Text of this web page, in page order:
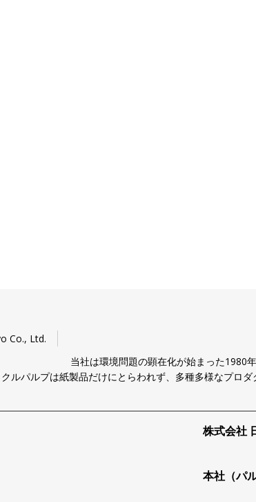
当社は環境問題の顕在化が始まった1980
ルパルプは紙製品だけにとらわれず、多種多様なプロ
株式会社
本社（パ